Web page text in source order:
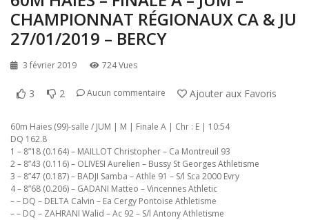
l’article
CHAMPIONNAT RÉGIONAUX CA & JU
27/01/2019 – BERCY
3 février 2019 724 Vues
3 2 Aucun commentaire Ajouter aux Favoris
60m Haies (99)-salle / JUM | M | Finale A | Chr : E | 10:54
DQ 162.8
1 – 8”18 (0.164) – MAILLOT Christopher – Ca Montreuil 93
2 – 8”43 (0.116) – OLIVESI Aurelien – Bussy St Georges Athletisme
3 – 8”47 (0.187) – BADJI Samba – Athle 91 – S/l Sca 2000 Evry
4 – 8”68 (0.206) – GADANI Matteo – Vincennes Athletic
– – DQ – DELTA Calvin – Ea Cergy Pontoise Athletisme
– – DQ – ZAHRANI Walid – Ac 92 – S/l Antony Athletisme